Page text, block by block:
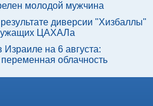
молодой мужчина
диверсии "Хизбаллы"
ЦАХАЛа
Израиле на 6 августа:
облачность